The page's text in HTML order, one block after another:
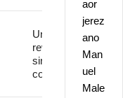
Una
revolución
sin
continuidad
aor
jerez
ano
Man
uel
Male